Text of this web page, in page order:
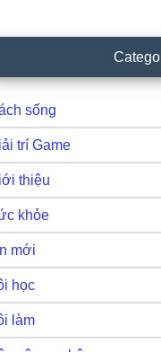
sống
trí Game
thiệu
khỏe
mới
học
làm